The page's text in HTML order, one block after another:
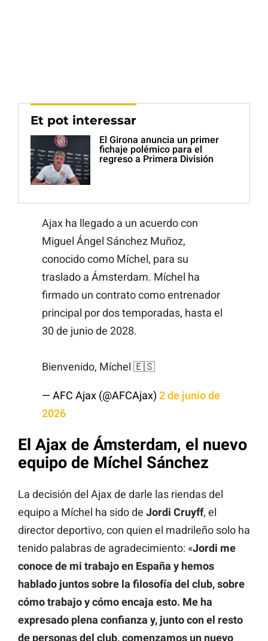
Et pot interessar
El Girona anuncia un primer
fichaje polémico para el
regreso a Primera División
Ajax ha llegado a un acuerdo con
Miguel Ángel Sánchez Muñoz,
conocido como Míchel, para su
traslado a Ámsterdam. Míchel ha
firmado un contrato como entrenador
principal por dos temporadas, hasta el
30 de junio de 2028.
Bienvenido, Míchel 🇪🇸
— AFC Ajax (@AFCAjax) 2 de junio de
2026
El Ajax de Ámsterdam, el nuevo
equipo de Míchel Sánchez
La decisión del Ajax de darle las riendas del
equipo a Míchel ha sido de Jordi Cruyff, el
director deportivo, con quien el madrileño solo ha
tenido palabras de agradecimiento: «Jordi me
conoce de mi trabajo en España y hemos
hablado juntos sobre la filosofía del club, sobre
cómo trabajo y cómo encaja esto. Me ha
expresado plena confianza y, junto con el resto
de personas del club, comenzamos un nuevo